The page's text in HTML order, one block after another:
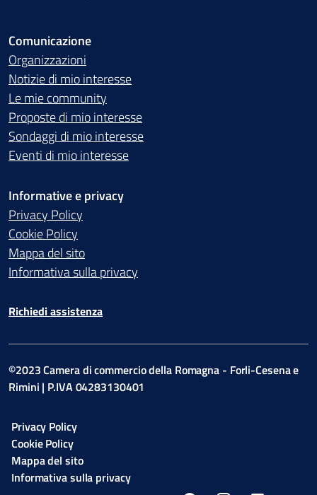
Comunicazione
Organizzazioni
Notizie di mio interesse
Le mie community
Proposte di mio interesse
Sondaggi di mio interesse
Eventi di mio interesse
Informative e privacy
Privacy Policy
Cookie Policy
Mappa del sito
Informativa sulla privacy
Richiedi assistenza
©2023 Camera di commercio della Romagna - Forli-Cesena e
Rimini | P.IVA 04283130401
Privacy Policy
Cookie Policy
Mappa del sito
Informativa sulla privacy